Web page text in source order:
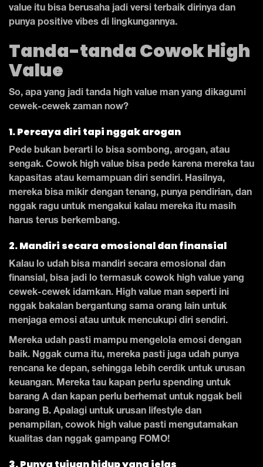
value itu bisa berusaha jadi versi terbaik dirinya dan
punya positive vibes di lingkungannya.
Tanda-tanda Cowok High
Value
So, apa yang jadi tanda high value man yang dikagumi
cewek-cewek zaman now?
1. Percaya diri tapi nggak arogan
Pede bukan berarti lo bisa sombong, arogan, atau
sengak. Cowok high value bisa pede karena mereka tau
kapasitas atau kemampuan diri sendiri. Hasilnya,
mereka bisa mikir dengan tenang, punya pendirian, dan
nggak ragu untuk mengakui kalau mereka itu masih
harus terus berkembang.
2. Mandiri secara emosional dan finansial
Kalau lo udah bisa mandiri secara emosional dan
finansial, bisa jadi lo termasuk cowok high value yang
cewek-cewek idamkan. High value man seperti ini
nggak bakalan bergantung sama orang lain untuk
menjaga emosi atau untuk mencukupi diri sendiri.
Mereka udah pasti mampu mengelola emosi dengan
baik. Nggak cuma itu, mereka pasti juga udah punya
rencana ke depan, sehingga lebih cerdik untuk urusan
keuangan. Mereka tau kapan perlu spending untuk
barang A dan kapan perlu berhemat untuk nggak beli
barang B. Apalagi untuk urusan lifestyle dan
penampilan, cowok high value pasti mengutamakan
kualitas dan nggak gampang FOMO!